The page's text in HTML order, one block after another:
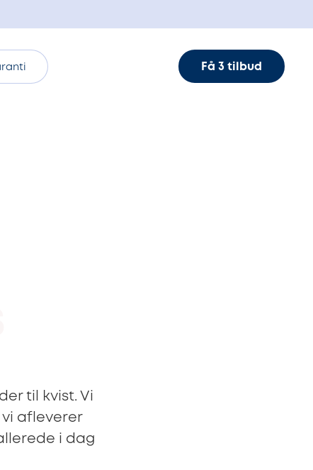
Få 3 tilbud
til kvist. Vi
afleverer
i dag